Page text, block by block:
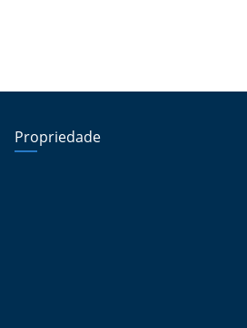
Propriedade